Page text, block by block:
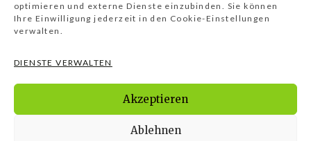
optimieren und externe Dienste einzubinden. Sie können
Ihre Einwilligung jederzeit in den Cookie-Einstellungen
verwalten.
DIENSTE VERWALTEN
Akzeptieren
Ablehnen
FRAGEN, ANREGUNGEN?
RUFEN SIE UNS AN.
+49 (0) 671 48313050
INFO@ANWALTDRMAUS.DE